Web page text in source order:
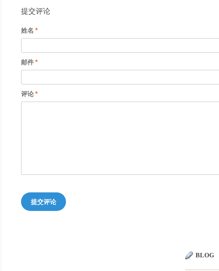
提交评论
姓名
邮件
评论
提交评论
BLOG